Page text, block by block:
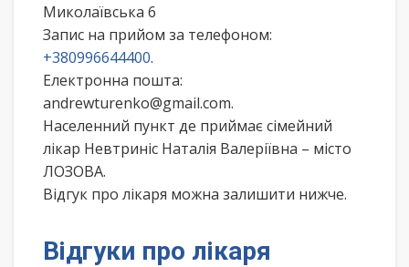
Миколаївська 6
Запис на прийом за телефоном:
+380996644400.
Електронна пошта:
andrewturenko@gmail.com.
Населенний пункт де приймає сімейний
лікар Невтриніс Наталія Валеріївна – місто
ЛОЗОВА.
Відгук про лікаря можна залишити нижче.
Відгуки про лікаря